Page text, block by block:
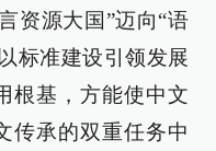
资源大国”迈向“语
标准建设引领发展
根基，方能使中文
传承的双重任务中